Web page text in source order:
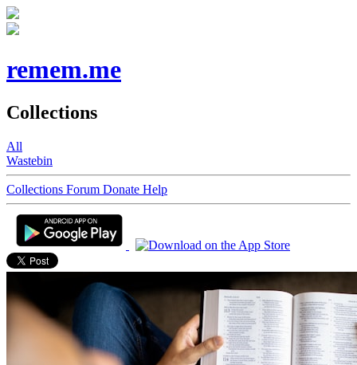
remem.me
Collections
All
Wastebin
Collections Forum Donate Help